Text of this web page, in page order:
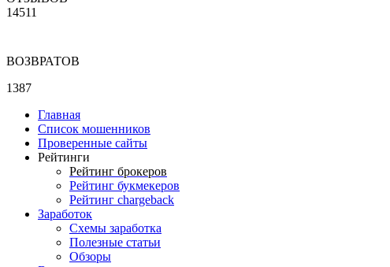
14511
ВОЗВРАТОВ
1387
Главная
Список мошенников
Проверенные сайты
Рейтинги
Рейтинг брокеров
Рейтинг букмекеров
Рейтинг chargeback
Заработок
Схемы заработка
Полезные статьи
Обзоры